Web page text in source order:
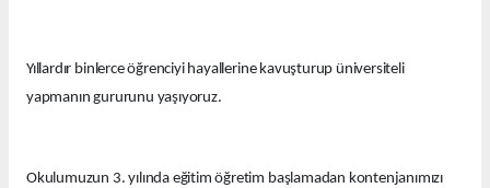
Yıllardır binlerce öğrenciyi hayallerine kavuşturup üniversiteli
yapmanın gururunu yaşıyoruz.
Okulumuzun 3. yılında eğitim öğretim başlamadan kontenjanımızı